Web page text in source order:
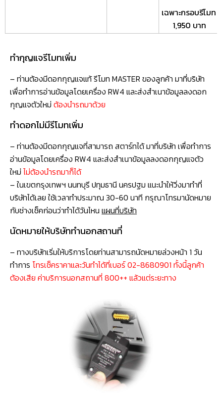
เฉพาะกรอบรีโมท
1,950 บาท
ทำกุญแจรีโมทเพิ่ม
– ท่านต้องมีดอกกุญแจแท้ รีโมท MASTER ของลูกค้า มาที่บริษัท
เพื่อทำการอ่านข้อมูลโดยเครื่อง RW4 และส่งสำเนาข้อมูลลงดอก
กุญแจตัวใหม่ ต้องนำรถมาด้วย
ทำดอกไม่มีรีโมทเพิ่ม
– ท่านต้องมีดอกกุญแจที่สามารถ สตาร์ทได้ มาที่บริษัท เพื่อทำการ
อ่านข้อมูลโดยเครื่อง RW4 และส่งสำเนาข้อมูลลงดอกกุญแจตัว
ใหม่ ไม่ต้องนำรถมาก็ได้
– ในเขตกรุงเทพฯ นนทบุรี ปทุมธานี นครปฐม แนะนำให้วิ่งมาทำที่
บริษัทได้เลย ใช้เวลาทำประมาณ 30-60 นาที กรุณาโทรมานัดหมาย
กับช่างเช็คก่อนว่าทำได้วันไหน แผนที่บริษัท
นัดหมายให้บริษัททำนอกสถานที่
– ทางบริษัทเริ่มให้บริการโดยท่านสามารถนัดหมายล่วงหน้า 1 วัน
ทำการ โทรเช็คราคาและวันทำได้ที่เบอร์ 02-8680901 ทั้งนี้ลูกค้า
ต้องเสีย ค่าบริการนอกสถานที่ 800++ แล้วแต่ระยะทาง